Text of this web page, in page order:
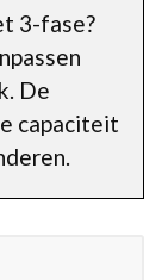
3-fase?
De
capaciteit